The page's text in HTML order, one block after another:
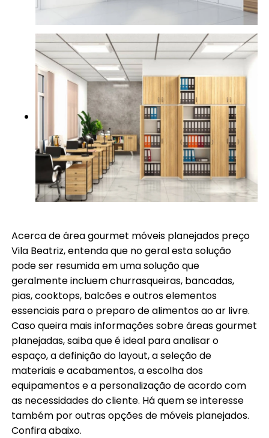
Acerca de área gourmet móveis planejados preço
Vila Beatriz, entenda que no geral esta solução
pode ser resumida em uma solução que
geralmente incluem churrasqueiras, bancadas,
pias, cooktops, balcões e outros elementos
essenciais para o preparo de alimentos ao ar livre.
Caso queira mais informações sobre áreas gourmet
planejadas, saiba que é ideal para analisar o
espaço, a definição do layout, a seleção de
materiais e acabamentos, a escolha dos
equipamentos e a personalização de acordo com
as necessidades do cliente. Há quem se interesse
também por outras opções de móveis planejados.
Confira abaixo.